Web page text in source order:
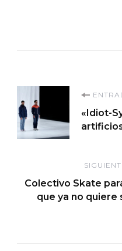
de
entradas
«Idiot-
Colectivo Skate
que ya no quiere